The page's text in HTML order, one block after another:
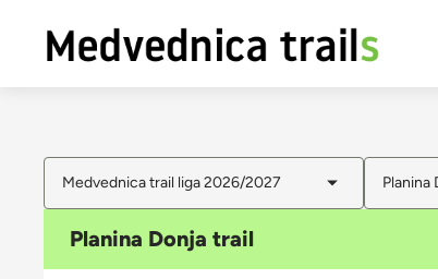
Medvednica trail liga 2026/2027 Planina
Planina Donja trail